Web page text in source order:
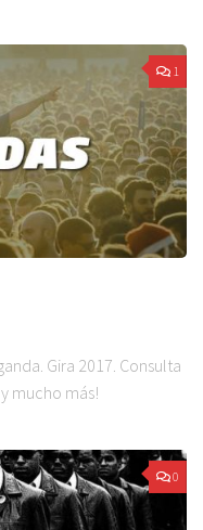
1
Gira 2017. Consulta
mucho más!
0